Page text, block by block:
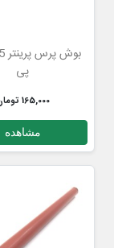
پی
165,000 تومان
مشاهده